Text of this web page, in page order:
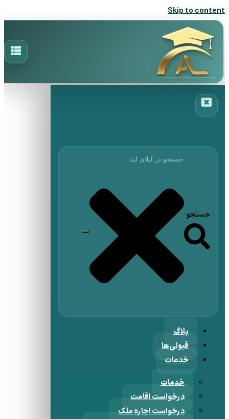
Skip to content
جستجو
بلاگ
قبولی‌ها
خدمات
خدمات
درخواست اقامت
درخواست اجاره ملک